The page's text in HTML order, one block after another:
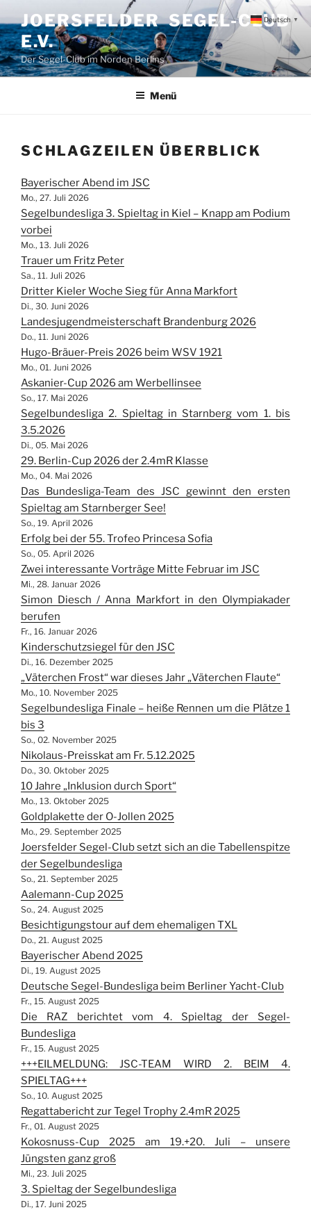
Inhalt
springen
JOERSFELDER SEGEL-CLUB
E.V.
Der Segel-Club im Norden Berlins
Menü
SCHLAGZEILEN ÜBERBLICK
Bayerischer Abend im JSC
Mo., 27. Juli 2026
Segelbundesliga 3. Spieltag in Kiel – Knapp am Podium
vorbei
Mo., 13. Juli 2026
Trauer um Fritz Peter
Sa., 11. Juli 2026
Dritter Kieler Woche Sieg für Anna Markfort
Di., 30. Juni 2026
Landesjugendmeisterschaft Brandenburg 2026
Do., 11. Juni 2026
Hugo-Bräuer-Preis 2026 beim WSV 1921
Mo., 01. Juni 2026
Askanier-Cup 2026 am Werbellinsee
So., 17. Mai 2026
Segelbundesliga 2. Spieltag in Starnberg vom 1. bis
3.5.2026
Di., 05. Mai 2026
29. Berlin-Cup 2026 der 2.4mR Klasse
Mo., 04. Mai 2026
Das Bundesliga-Team des JSC gewinnt den ersten
Spieltag am Starnberger See!
So., 19. April 2026
Erfolg bei der 55. Trofeo Princesa Sofia
So., 05. April 2026
Zwei interessante Vorträge Mitte Februar im JSC
Mi., 28. Januar 2026
Simon Diesch / Anna Markfort in den Olympiakader
berufen
Fr., 16. Januar 2026
Kinderschutzsiegel für den JSC
Di., 16. Dezember 2025
„Väterchen Frost“ war dieses Jahr „Väterchen Flaute“
Mo., 10. November 2025
Segelbundesliga Finale – heiße Rennen um die Plätze 1
bis 3
So., 02. November 2025
Nikolaus-Preisskat am Fr. 5.12.2025
Do., 30. Oktober 2025
10 Jahre „Inklusion durch Sport“
Mo., 13. Oktober 2025
Goldplakette der O-Jollen 2025
Mo., 29. September 2025
Joersfelder Segel-Club setzt sich an die Tabellenspitze
der Segelbundesliga
So., 21. September 2025
Aalemann-Cup 2025
So., 24. August 2025
Besichtigungstour auf dem ehemaligen TXL
Do., 21. August 2025
Bayerischer Abend 2025
Di., 19. August 2025
Deutsche Segel-Bundesliga beim Berliner Yacht-Club
Fr., 15. August 2025
Die RAZ berichtet vom 4. Spieltag der Segel-
Bundesliga
Fr., 15. August 2025
+++EILMELDUNG: JSC-TEAM WIRD 2. BEIM 4.
SPIELTAG+++
So., 10. August 2025
Regattabericht zur Tegel Trophy 2.4mR 2025
Fr., 01. August 2025
Kokosnuss-Cup 2025 am 19.+20. Juli – unsere
Jüngsten ganz groß
Mi., 23. Juli 2025
3. Spieltag der Segelbundesliga
Di., 17. Juni 2025
Deutsch ▼